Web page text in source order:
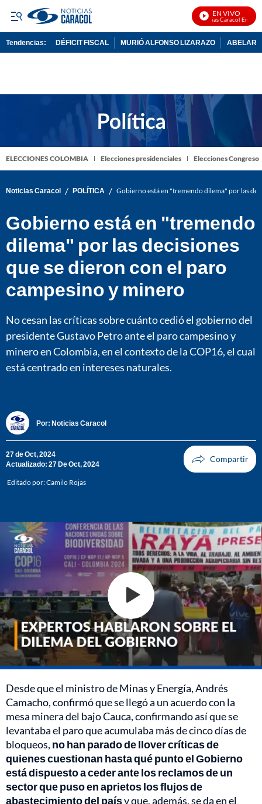
EN VIVO
Noticias Caracol En Vivo
Tendencias: DÉFICIT FISCAL MURIÓ ALFONSO LIZARAZO
ELECCIONES COLOMBIA Elecciones presidenciales Elecciones Congreso
Noticias Caracol / POLÍTICA / Gobierno está en "tremendo dilema" por las
Gobierno está en "tremendo
dilema" por las decisiones
que se dieron con el paro
campesino y minero
No cesan las críticas sobre cuánto cedió el gobierno del
presidente Gustavo Petro ante el paro campesino y
minero en Colombia, en el contexto de la COP16, el cual
está centrado en intereses naturales.
Por: Noticias Caracol
27 de Oct, 2024
Actualizado: 27 De Oct, 2024
Editado por:Camilo Rojas
Desde que el ministro de Minas y Energía, Andrés
Camacho, confirmó que se llegó a un acuerdo con la
mesa minera del bajo Cauca, confirmando así que se
levantaba el paro que acumulaba más de cinco días de
bloqueos, no han parado de llover críticas de
quienes cuestionan hasta qué punto el Gobierno
está dispuesto a ceder ante los reclamos de un
sector que puso en aprietos los flujos de
abastecimiento del paísy que, además, se da en el